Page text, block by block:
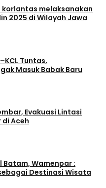
korlantas melaksanakan
2025 di Wilayah Jawa
Tuntas,
Masuk Babak Baru
Evakuasi Lintasi
di Aceh
Batam, Wamenpar :
Destinasi Wisata